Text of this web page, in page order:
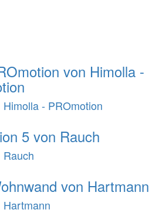
von Himolla -
Himolla - PROmotion
5 von Rauch
Rauch
von Hartmann
Hartmann